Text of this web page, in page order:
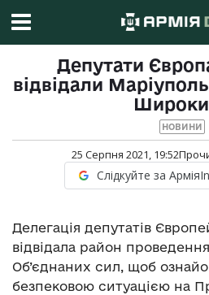
Депутати
відвідали
НОВИНИ
25 Серпня 2021, 19:52
Слідкуйте за
Делегація депутатів
відвідала район
Об’єднаних сил, щоб
безпековою ситуацією на